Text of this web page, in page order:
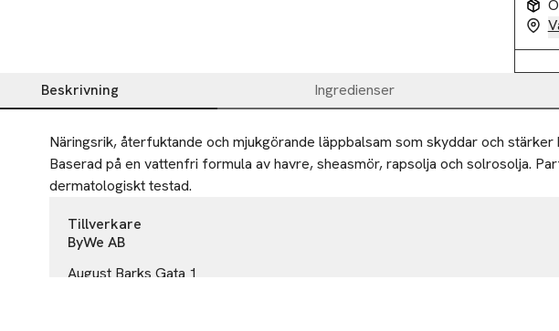
Beskrivning Ingredienser
Beskrivning
Näringsrik, återfuktande och mjukgörande läppbalsam som skyddar och stärker
Baserad på en vattenfri formula av havre, sheasmör, rapsolja och solrosolja.
dermatologiskt testad.
Tillverkare
ByWe AB
August Barks Gata 1